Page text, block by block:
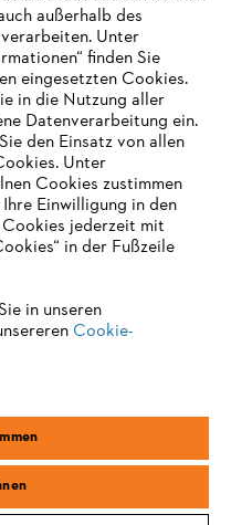
Informationen
64807 Dieburg
NICHT
empfehlen wir Ihnen, zu
Chrome
außerhalb des
Unter
finden Sie
eingesetzten Cookies.
in die Nutzung aller
Datenverarbeitung ein.
den Einsatz von allen
Unter
Cookies zustimmen
Einwilligung in den
jederzeit mit
in der Fußzeile
in unseren
Cookie-